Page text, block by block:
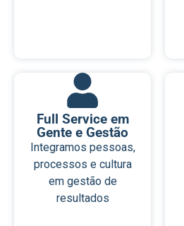
Full Service em
Gente e Gestão
Integramos pessoas,
processos e cultura
em gestão de
resultados